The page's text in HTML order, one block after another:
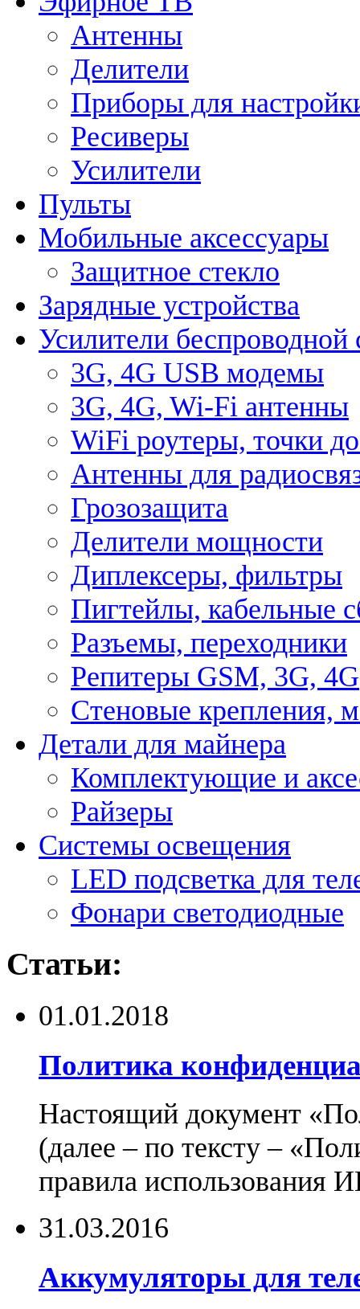
Антенны
Делители
Приборы для
Ресиверы
Усилители
Пульты
Мобильные аксессуары
Защитное стекло
Зарядные устройства
Усилители беспроводной
3G, 4G USB модемы
3G, 4G, Wi-Fi антенны
WiFi роутеры, точки
Антенны для
Грозозащита
Делители мощности
Диплексеры, фильтры
Пигтейлы, кабельные
Разъемы, переходники
Репитеры GSM, 3G, 4G
Стеновые крепления,
Детали для майнера
Комплектующие и
Райзеры
Системы освещения
LED подсветка для
Фонари светодиодные
Статьи:
01.01.2018
Политика
Настоящий документ
(далее – по тексту –
правила использования
31.03.2016
Аккумуляторы для